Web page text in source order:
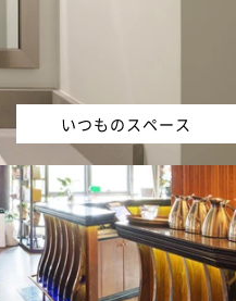
いつものスペース